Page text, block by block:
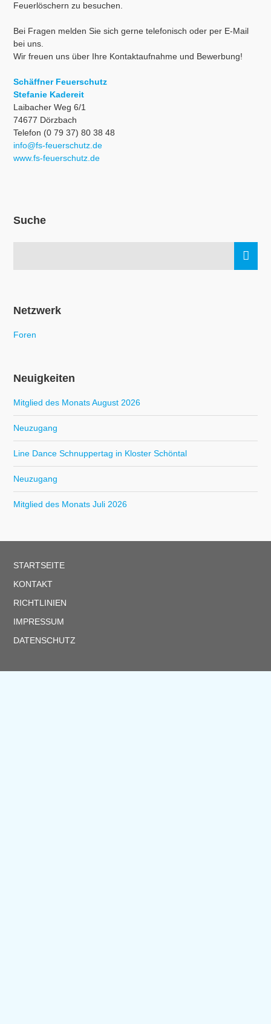
Feuerlöschern zu besuchen.
Bei Fragen melden Sie sich gerne telefonisch oder per E-Mail
bei uns.
Wir freuen uns über Ihre Kontaktaufnahme und Bewerbung!
Schäffner Feuerschutz
Stefanie Kadereit
Laibacher Weg 6/1
74677 Dörzbach
Telefon (0 79 37) 80 38 48
info@fs-feuerschutz.de
www.fs-feuerschutz.de
Suche
Netzwerk
Foren
Neuigkeiten
Mitglied des Monats August 2026
Neuzugang
Line Dance Schnuppertag in Kloster Schöntal
Neuzugang
Mitglied des Monats Juli 2026
STARTSEITE
KONTAKT
RICHTLINIEN
IMPRESSUM
DATENSCHUTZ